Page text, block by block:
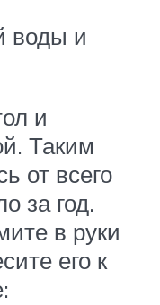
воды и
и
Таким
от всего
за год.
в руки
его к